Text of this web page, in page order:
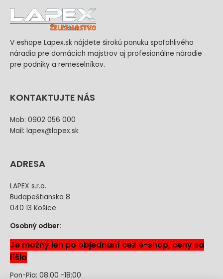
V eshope Lapex.sk nájdete širokú ponuku spoľahlivého
náradia pre domácich majstrov aj profesionálne náradie
pre podniky a remeselníkov.
KONTAKTUJTE NÁS
Mob: 0902 056 000
Mail: lapex@lapex.sk
ADRESA
LAPEX s.r.o.
Budapeštianska 8
040 13 Košice
Osobný odber:
Je možný len po objednaní cez e-shop, ceny sa
líšia
Pon-Pia: 08:00 -18:00